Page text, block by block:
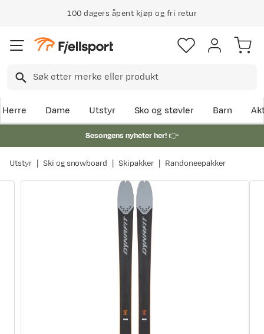
100 dagers åpent kjøp og fri retur
Herre Dame Utstyr Sko og støvler Barn
Sesongens nyheter her!👉
Utstyr Ski og snowboard Skipakker Randoneepakker